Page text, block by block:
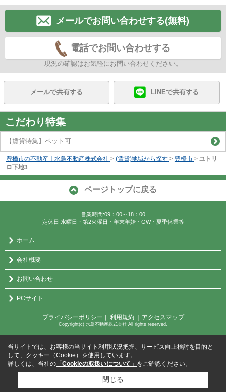
メールでお問い合わせする(無料)
電話でお問い合わせする
現況の確認はお気軽にお問い合わせください。
メールで共有する LINEで共有する
こだわり特集
【賃貸特集】ペット可
豊橋市の不動産｜水鳥不動産株式会社 > (賃貸)地域から探す > 豊橋市 > ユトリ
ロ下地3
ページトップに戻る
営業時間:09：00～18：00
定休日:水曜日・第2火曜日・年末年始・GW・夏季休業等
ホーム
会社概要
お問い合わせ
PCサイト
プライバシーポリシー 利用規約 ｜アクセスマップ
Copyright(c) 水鳥不動産株式会社 All rights reserved.
当サイトでは、お客様の当サイト利用状況把握、サービス向上検討を目的と
して、クッキー（Cookie）を使用しています。
詳しくは、当社の 「Cookieの取扱いについて」 をご確認ください。
閉じる